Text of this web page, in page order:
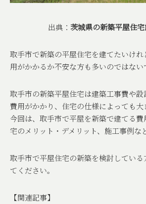
出典： 茨城県の新築平屋住
取手市で新築の平屋住宅を建てたいけ
用がかかるか不安な方も多いのではない
取手市の新築平屋住宅は建築工事費や
費用がかかり、住宅の仕様によっても大
今回は、取手市で平屋を新築で建てる
宅のメリット・デメリット、施工事例な
取手市で平屋住宅の新築を検討してい
てください。
【関連記事】